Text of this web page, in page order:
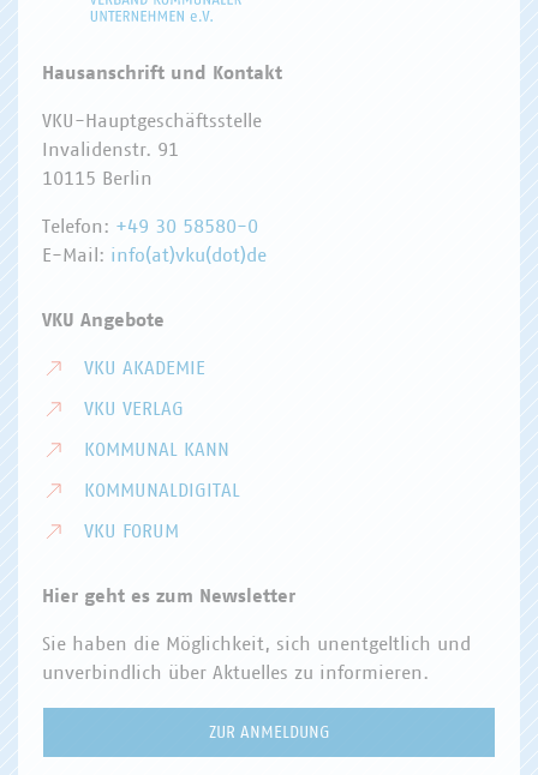
Hausanschrift und Kontakt
VKU-Hauptgeschäftsstelle
Invalidenstr. 91
10115 Berlin
Telefon: +49 30 58580-0
E-Mail: info(at)vku(dot)de
VKU Angebote
VKU AKADEMIE
VKU VERLAG
KOMMUNAL KANN
KOMMUNALDIGITAL
VKU FORUM
Hier geht es zum Newsletter
Sie haben die Möglichkeit, sich unentgeltlich und
unverbindlich über Aktuelles zu informieren.
ZUR ANMELDUNG